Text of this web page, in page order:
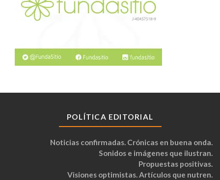
POLÍTICA EDITORIAL
Noticias confirmadas. Crónicas en buena onda.
Sonidos e imágenes que ilustran.
Propuestas positivas.
Visiones optimistas. Artículos que nutren.